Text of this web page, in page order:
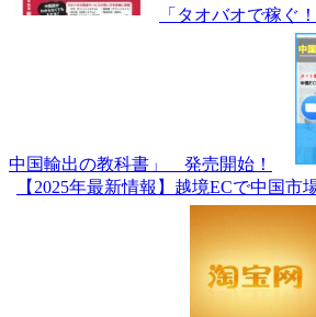
「タオバオで稼ぐ
中国輸出の教科書」 発売開始！
【2025年最新情報】越境ECで中国市